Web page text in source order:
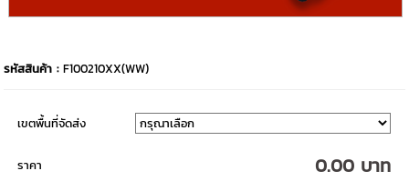
รหัสสินค้า :F100210XX(WW)
เขตพื้นที่จัดส่ง
ราคา 0.00 บาท